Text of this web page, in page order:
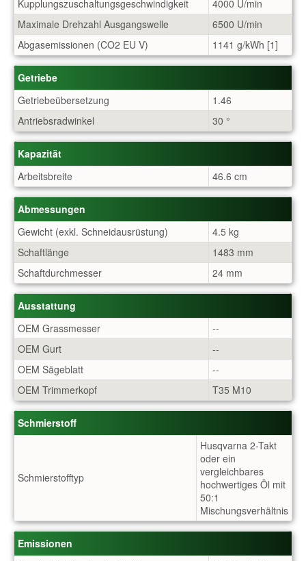
Kupplungszuschaltungsgeschwindigkeit
4000 U/min
Maximale Drehzahl Ausgangswelle
6500 U/min
Abgasemissionen (CO2 EU V)
1141 g/kWh [1]
Getriebe
Getriebeübersetzung
1.46
Antriebsradwinkel
30 °
Kapazität
Arbeitsbreite
46.6 cm
Abmessungen
Gewicht (exkl. Schneidausrüstung)
4.5 kg
Schaftlänge
1483 mm
Schaftdurchmesser
24 mm
Ausstattung
OEM Grassmesser
--
OEM Gurt
--
OEM Sägeblatt
--
OEM Trimmerkopf
T35 M10
Schmierstoff
Schmierstofftyp
Husqvarna 2-Takt
oder ein
vergleichbares
hochwertiges Öl mit
50:1
Mischungsverhältnis
Emissionen